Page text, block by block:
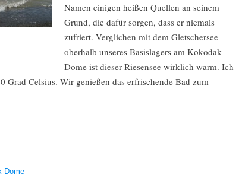
Namen einigen heißen Quellen an seinem
Grund, die dafür sorgen, dass er niemals
zufriert. Verglichen mit dem Gletschersee
oberhalb unseres Basislagers am Kokodak
Dome ist dieser Riesensee wirklich warm. Ich
Grad Celsius. Wir genießen das erfrischende Bad zum
Dome